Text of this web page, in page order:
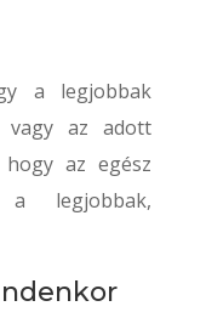
a legjobbak
vagy az adott
az egész
legjobbak,